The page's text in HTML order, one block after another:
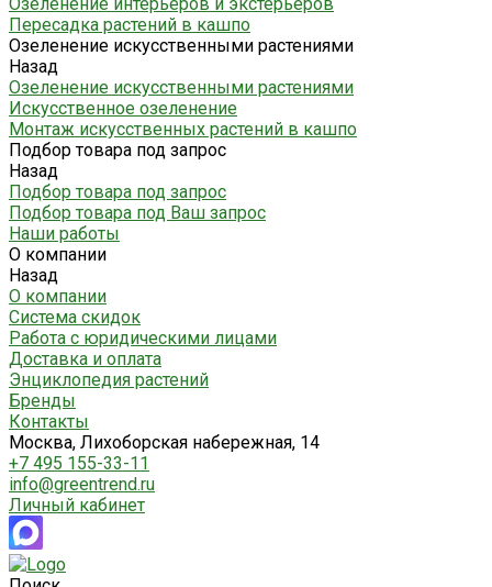
Пересадка растений в кашпо
Озеленение искусственными растениями
Назад
Озеленение искусственными растениями
Искусственное озеленение
Монтаж искусственных растений в кашпо
Подбор товара под запрос
Назад
Подбор товара под запрос
Подбор товара под Ваш запрос
Наши работы
О компании
Назад
О компании
Система скидок
Работа с юридическими лицами
Доставка и оплата
Энциклопедия растений
Бренды
Контакты
Москва, Лихоборская набережная, 14
+7 495 155-33-11
info@greentrend.ru
Личный кабинет